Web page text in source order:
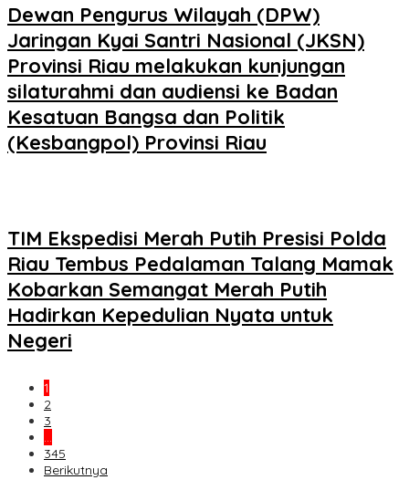
Dewan Pengurus Wilayah (DPW)
Jaringan Kyai Santri Nasional (JKSN)
Provinsi Riau melakukan kunjungan
silaturahmi dan audiensi ke Badan
Kesatuan Bangsa dan Politik
(Kesbangpol) Provinsi Riau
TIM Ekspedisi Merah Putih Presisi Polda
Riau Tembus Pedalaman Talang Mamak
Kobarkan Semangat Merah Putih
Hadirkan Kepedulian Nyata untuk
Negeri
1
2
3
…
345
Berikutnya